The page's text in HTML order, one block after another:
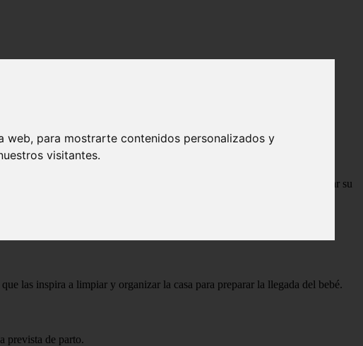
web, para mostrarte contenidos personalizados y
visitantes.
humanas -¡y algunos padres también! – también lo está haciendo: preparar su
las inspira a limpiar y organizar la casa para preparar la llegada del bebé.
prevista de parto.